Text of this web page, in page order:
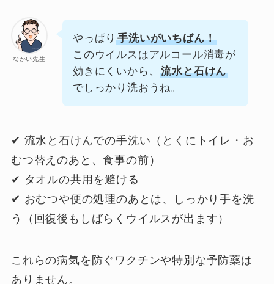
なかい先生
やっぱり手洗いがいちばん！
このウイルスはアルコール消毒が
効きにくいから、流水と石けん
でしっかり洗おうね。
✔ 流水と石けんでの手洗い（とくにトイレ・お
むつ替えのあと、食事の前）
✔ タオルの共用を避ける
✔ おむつや便の処理のあとは、しっかり手を洗
う（回復後もしばらくウイルスが出ます）
これらの病気を防ぐワクチンや特別な予防薬は
ありません。